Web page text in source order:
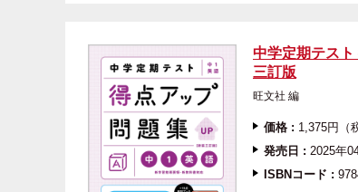
中学定期テス
三訂版
旺文社 編
価格 : 1,375円（
発売日 : 2025年
ISBNコード :